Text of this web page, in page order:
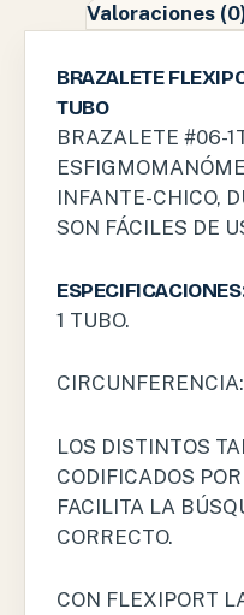
Valoraciones
BRAZALETE
TUBO
BRAZALETE #06-
INFANTE-CHICO,
SON FÁCILES DE
1 TUBO.
LOS DISTINTOS
CODIFICADOS
FACILITA LA
CORRECTO.
CON FLEXIPORT